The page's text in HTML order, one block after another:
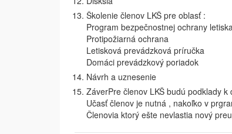
Školenie členov LKŠ pre oblasť :
Program bezpečnostnej ochrany
Protipožiarná ochrana
Letisková prevádzková príručka
Domáci prevádzkový poriadok
Návrh a uznesenie
ZáverPre členov LKŠ budú podklady k
Učasť členov je nutná , nakoľko v
Členovia ktorý ešte nevlastia nový